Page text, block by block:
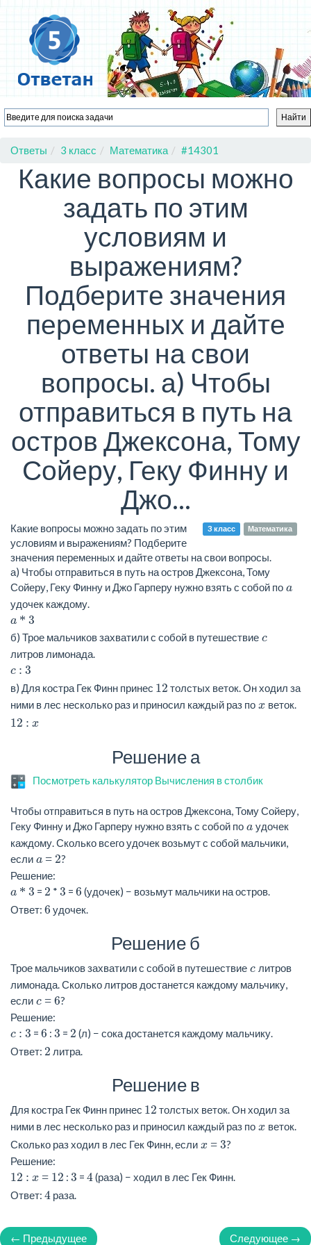
Ответы 3 класс Математика #14301
Какие вопросы можно
задать по этим
условиям и
выражениям?
Подберите значения
переменных и дайте
ответы на свои
вопросы. а) Чтобы
отправиться в путь на
остров Джексона, Тому
Сойеру, Геку Финну и
Джо...
3 класс Математика
Какие вопросы можно задать по этим
условиям и выражениям? Подберите
значения переменных и дайте ответы на свои вопросы.
а) Чтобы отправиться в путь на остров Джексона, Тому
Сойеру, Геку Финну и Джо Гарперу нужно взять с собой по a
удочек каждому.
a * 3
б) Трое мальчиков захватили с собой в путешествие c
литров лимонада.
c : 3
в) Для костра Гек Финн принес 12 толстых веток. Он ходил за
ними в лес несколько раз и приносил каждый раз по x веток.
12 : x
Решение а
Посмотреть калькулятор Вычисления в столбик
Чтобы отправиться в путь на остров Джексона, Тому Сойеру,
Геку Финну и Джо Гарперу нужно взять с собой по a удочек
каждому. Сколько всего удочек возьмут с собой мальчики,
если a = 2?
Решение:
a * 3 = 2 * 3 = 6 (удочек) − возьмут мальчики на остров.
Ответ: 6 удочек.
Решение б
Трое мальчиков захватили с собой в путешествие c литров
лимонада. Сколько литров достанется каждому мальчику,
если c = 6?
Решение:
c : 3 = 6 : 3 = 2 (л) − сока достанется каждому мальчику.
Ответ: 2 литра.
Решение в
Для костра Гек Финн принес 12 толстых веток. Он ходил за
ними в лес несколько раз и приносил каждый раз по x веток.
Сколько раз ходил в лес Гек Финн, если x = 3?
Решение:
12 : x = 12 : 3 = 4(раза) − ходил в лес Гек Финн.
Ответ: 4 раза.
← Предыдущее Следующее →